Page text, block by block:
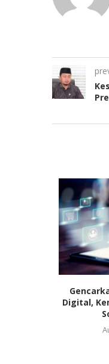
Digital,